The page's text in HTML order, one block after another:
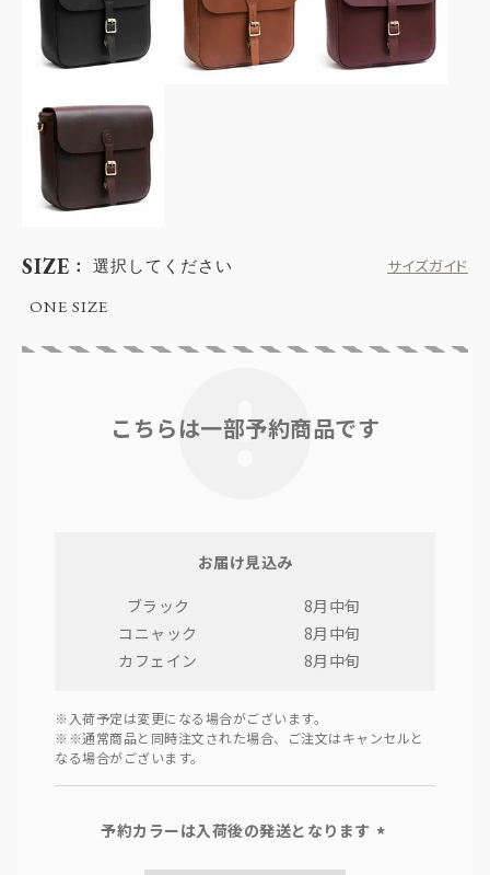
SIZE 選択してください
サイズガイド
ONE SIZE
こちらは一部予約商品です
お届け見込み
ブラック
8月中旬
コニャック
8月中旬
カフェイン
8月中旬
※入荷予定は変更になる場合がございます。
※※通常商品と同時注文された場合、ご注文はキャンセルと
なる場合がございます。
予約カラーは入荷後の発送となります